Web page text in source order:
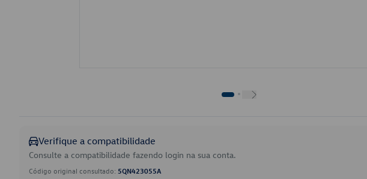
Verifique a compatibilidade
Consulte a compatibilidade fazendo login na sua conta.
Código original consultado: 5QN423055A